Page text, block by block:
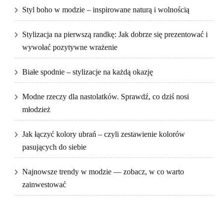
Styl boho w modzie – inspirowane naturą i wolnością
Stylizacja na pierwszą randkę: Jak dobrze się prezentować i
wywołać pozytywne wrażenie
Białe spodnie – stylizacje na każdą okazję
Modne rzeczy dla nastolatków. Sprawdź, co dziś nosi
młodzież
Jak łączyć kolory ubrań – czyli zestawienie kolorów
pasujących do siebie
Najnowsze trendy w modzie — zobacz, w co warto
zainwestować